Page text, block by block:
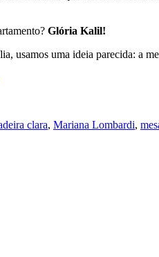
Glória Kalil!
usamos uma ideia parecida: a
clara, Mariana Lombardi,